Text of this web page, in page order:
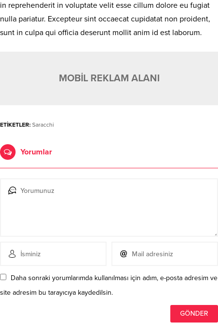
in reprehenderit in voluptate velit esse cillum dolore eu fugiat
nulla pariatur. Excepteur sint occaecat cupidatat non proident,
sunt in culpa qui officia deserunt mollit anim id est laborum.
MOBİL REKLAM ALANI
ETİKETLER: Saracchi
Yorumlar
Daha sonraki yorumlarımda kullanılması için adım, e-posta adresim ve
site adresim bu tarayıcıya kaydedilsin.